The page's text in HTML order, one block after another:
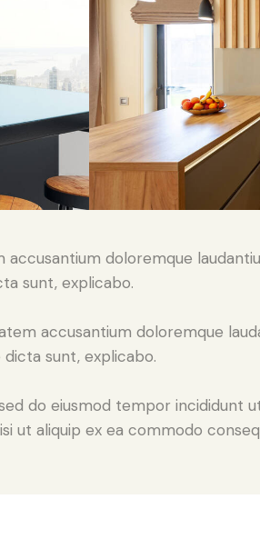
doloremque
sunt, explicabo.
accusantium doloremque
sunt, explicabo.
do eiusmod tempor incididunt
ut aliquip ex ea commodo